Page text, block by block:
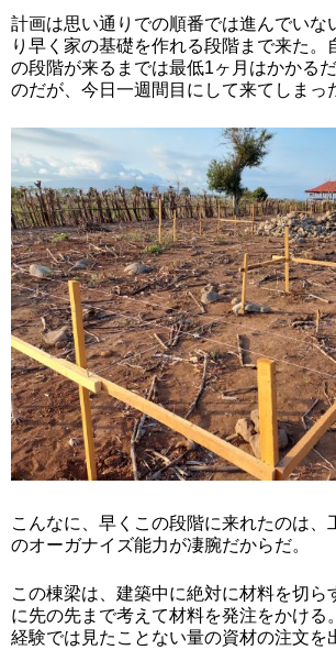
計画は思い通りでの順番では進んでいな
り早く家の基礎を作れる段階まで来た。
の段階が来るまでは最低1ヶ月はかかる
のだが、今日一週間目にして来てしまっ
こんなに、早くこの段階に来れたのは、
のオーガナイズ能力が凄腕だからだ。
この棟梁は、建築中に絶対に材料を切ら
に先の先まで考えて材料を発注をかける
経験では見たことない量の資材の注文を